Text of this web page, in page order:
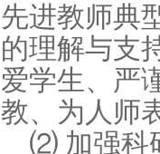
先进教师典
的理解与支
爱学生、严
教、为人师
⑵ 加强科